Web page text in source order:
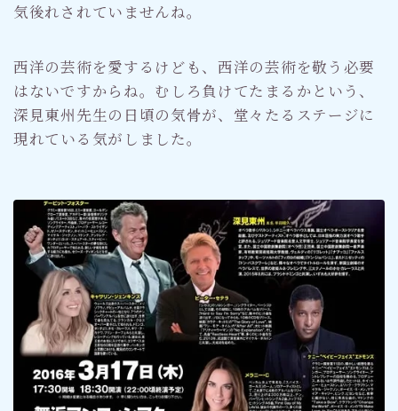
気後れされていませんね。
西洋の芸術を愛するけども、西洋の芸術を敬う必要
はないですからね。むしろ負けてたまるかという、
深見東州先生の日頃の気骨が、堂々たるステージに
現れている気がしました。